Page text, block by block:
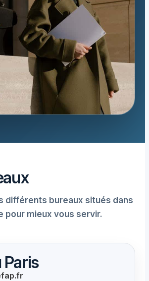
différents bureaux situés dans
pour mieux vous servir.
Paris